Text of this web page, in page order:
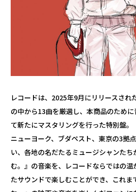
レコードは、2025年9月にリリースされ
の中から13曲を厳選し、本商品のため
て新たにマスタリングを行った特別盤。
ニューヨーク、ブダペスト、東京の3拠
い、各地の名だたるミュージシャンた
む。』の音楽を、レコードならではの温
たサウンドで楽しむことができ、これま